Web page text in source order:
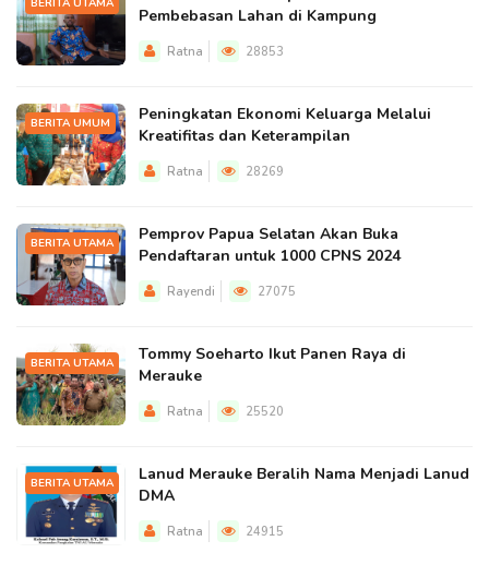
BERITA UTAMA
Pembebasan Lahan di Kampung
Ratna 28853
BERITA UMUM
Peningkatan Ekonomi Keluarga Melalui
Kreatifitas dan Keterampilan
Ratna 28269
BERITA UTAMA
Pemprov Papua Selatan Akan Buka
Pendaftaran untuk 1000 CPNS 2024
Rayendi 27075
BERITA UTAMA
Tommy Soeharto Ikut Panen Raya di
Merauke
Ratna 25520
BERITA UTAMA
Lanud Merauke Beralih Nama Menjadi Lanud
DMA
Ratna 24915